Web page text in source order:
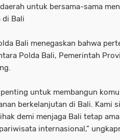
untuk bersama-sama
di Bali
Bali menegaskan bahwa
Polda Bali, Pemerintah
untuk membangun
berkelanjutan di Bali. Kami
demi menjaga Bali tetap
internasional,”